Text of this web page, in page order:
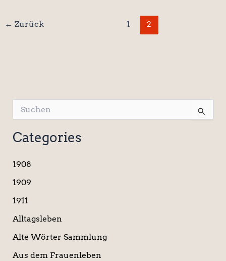
← Zurück 1 2
u
c
h
n
a
h
Categories
1908
1909
1911
Alltagsleben
Alte Wörter Sammlung
Aus dem Frauenleben